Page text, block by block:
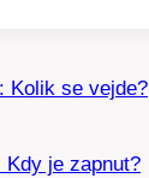
Kolik se vejde?
je zapnut?